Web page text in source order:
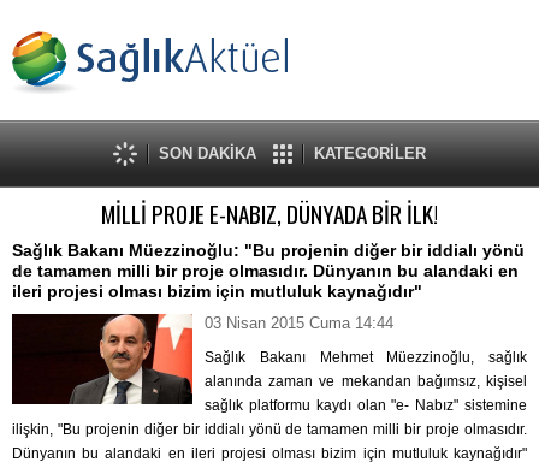
SON DAKİKA KATEGORİLER
MİLLİ PROJE E-NABIZ, DÜNYADA BİR İLK!
Sağlık Bakanı Müezzinoğlu: "Bu projenin diğer bir iddialı yönü
de tamamen milli bir proje olmasıdır. Dünyanın bu alandaki en
ileri projesi olması bizim için mutluluk kaynağıdır"
03 Nisan 2015 Cuma 14:44
Sağlık Bakanı Mehmet Müezzinoğlu, sağlık
alanında zaman ve mekandan bağımsız, kişisel
sağlık platformu kaydı olan "e- Nabız" sistemine
ilişkin, "Bu projenin diğer bir iddialı yönü de tamamen milli bir proje olmasıdır.
Dünyanın bu alandaki en ileri projesi olması bizim için mutluluk kaynağıdır"